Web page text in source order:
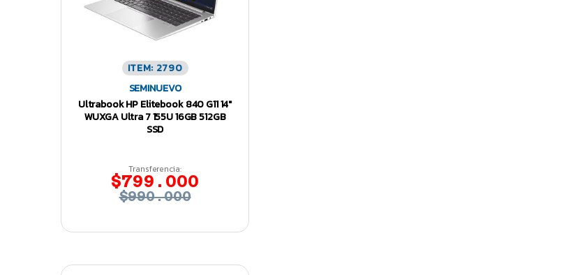
ITEM: 2790
SEMINUEVO
Ultrabook HP Elitebook 840 G11 14″
WUXGA Ultra 7 155U 16GB 512GB
SSD
Transferencia:
$799.000
$990.000